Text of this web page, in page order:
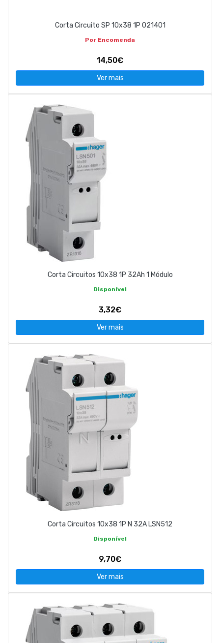
Corta Circuito SP 10x38 1P 021401
Por Encomenda
14,50€
Ver mais
Corta Circuitos 10x38 1P 32Ah 1 Módulo
Disponível
3,32€
Ver mais
Corta Circuitos 10x38 1P N 32A LSN512
Disponível
9,70€
Ver mais